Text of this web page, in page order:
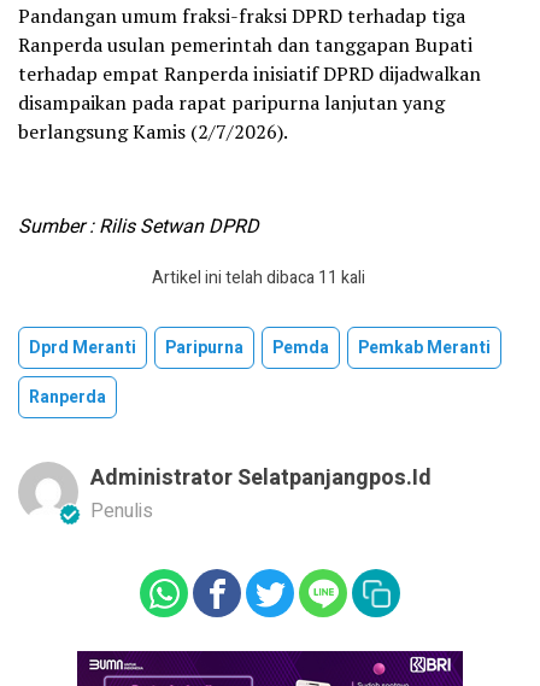
Pandangan umum fraksi-fraksi DPRD terhadap tiga
Ranperda usulan pemerintah dan tanggapan Bupati
terhadap empat Ranperda inisiatif DPRD dijadwalkan
disampaikan pada rapat paripurna lanjutan yang
berlangsung Kamis (2/7/2026).
Sumber : Rilis Setwan DPRD
Artikel ini telah dibaca 11 kali
Dprd Meranti Paripurna Pemda
Pemkab Meranti
Ranperda
Administrator Selatpanjangpos.id
Penulis